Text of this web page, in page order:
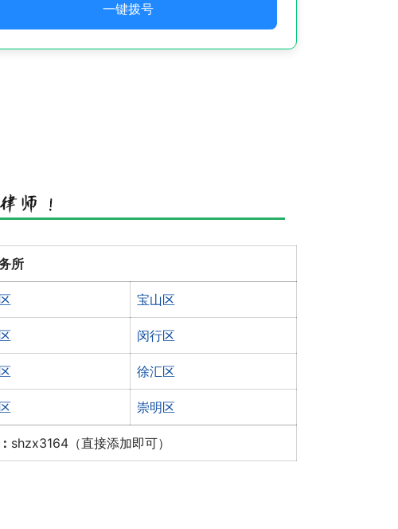
一键拨号
所
宝山区
闵行区
徐汇区
崇明区
shzx3164（直接添加即可）